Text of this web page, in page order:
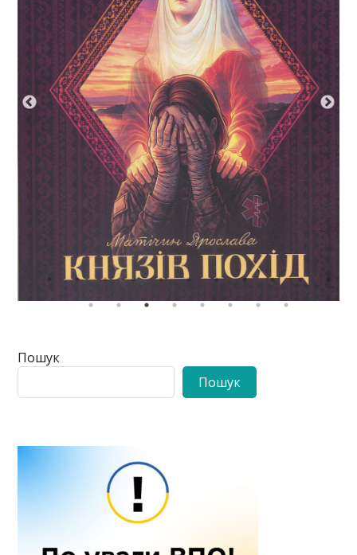
Пошук
Пошук